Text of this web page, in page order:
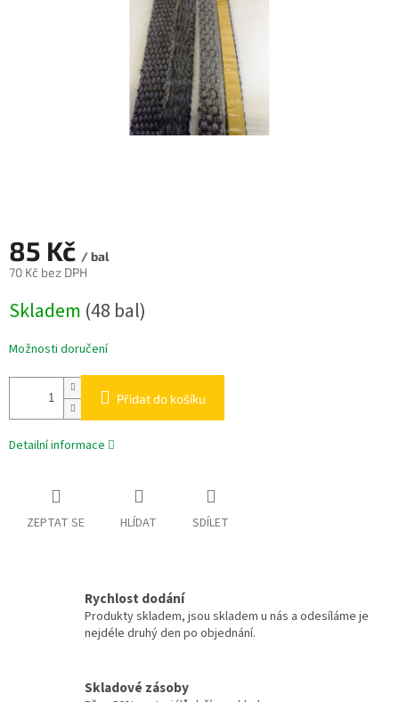
85 Kč / bal
70 Kč bez DPH
cena:
Skladem (48 bal)
Možnosti doručení
Přidat do košíku
Detailní informace
ZEPTAT SE HLÍDAT SDÍLET
Rychlost dodání
Produkty skladem, jsou skladem u nás a odesíláme je
nejdéle druhý den po objednání.
Skladové zásoby